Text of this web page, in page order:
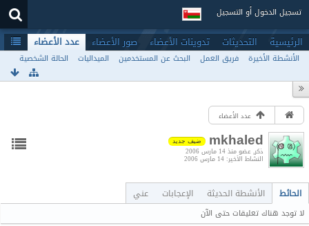
تسجيل الدخول أو التسجيل
الرئيسية التحديثات تدوينات الأعضاء صور الأعضاء عدد الأعضاء
الأنشطة الأخيرة فريق العمل البحث عن المستخدمين الميداليات الحالة الشخصية
عدد الأعضاء
mkhaled ضيف جديد
ذكر عضو منذ 14 مارس 2006
النشاط الأخير 14 مارس 2006
الحائط الأنشطة الحديثة الإعجابات عني
لا توجد هناك تعليقات حتى الآن